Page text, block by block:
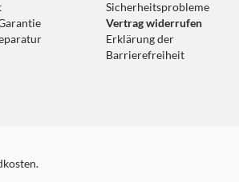
Sicherheitsprobleme
Vertrag widerrufen
Erklärung der
Barrierefreiheit